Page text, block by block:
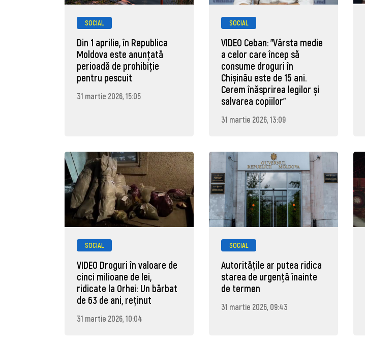
SOCIAL
Din 1 aprilie, în Republica
Moldova este anunţată
perioadă de prohibiţie
pentru pescuit
31 martie 2026, 15:05
SOCIAL
VIDEO Ceban: "Vârsta medie
a celor care încep să
consume droguri în
Chișinău este de 15 ani.
Cerem înăsprirea legilor și
salvarea copiilor"
31 martie 2026, 13:09
SOCIAL
VIDEO Droguri în valoare de
cinci milioane de lei,
ridicate la Orhei: Un bărbat
de 63 de ani, reţinut
31 martie 2026, 10:04
SOCIAL
Autoritățile ar putea ridica
starea de urgență înainte
de termen
31 martie 2026, 09:43